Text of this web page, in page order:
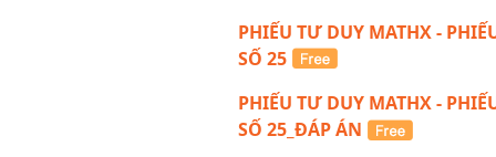
PHIẾU TƯ DUY MATHX -
SỐ 25
PHIẾU TƯ DUY MATHX -
SỐ 25_ĐÁP ÁN